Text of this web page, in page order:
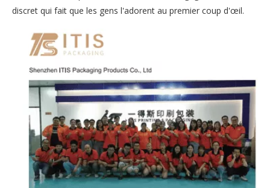
discret qui fait que les gens l'adorent au premier coup d'œil.